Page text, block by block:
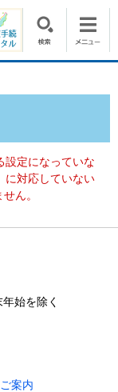
設定になっていな
に対応していない
ん。
始を除く
案内